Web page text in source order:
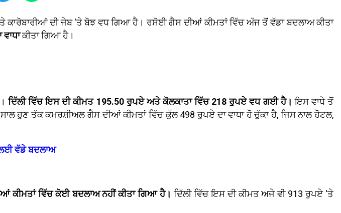
ਦੀ ਜੇਬ 'ਤੇ ਬੋਝ ਵਧ ਗਿਆ ਹੈ। ਰਸੋਈ ਗੈਸ ਦੀਆਂ ਕੀਮਤਾਂ ਵਿੱਚ ਅੱਜ ਤੋਂ ਵੱਡਾ ਬਦਲਾਅ ਕੀਤਾ
ਕੀਤਾ ਗਿਆ ਹੈ।
ਦਿੱਲੀ ਵਿੱਚ ਇਸ ਦੀ ਕੀਮਤ 195.50 ਰੁਪਏ ਅਤੇ ਕੋਲਕਾਤਾ ਵਿੱਚ 218 ਰੁਪਏ ਵਧ ਗਈ ਹੈ। ਇਸ ਵਾਧੇ ਤੋਂ
ਹੁਣ ਤੱਕ ਕਮਰਸ਼ੀਅਲ ਗੈਸ ਦੀਆਂ ਕੀਮਤਾਂ ਵਿੱਚ ਕੁੱਲ 498 ਰੁਪਏ ਦਾ ਵਾਧਾ ਹੋ ਚੁੱਕਾ ਹੈ, ਜਿਸ ਨਾਲ ਹੋਟਲ,
ਵੱਡੇ ਬਦਲਾਅ
ਕੀਮਤਾਂ ਵਿੱਚ ਕੋਈ ਬਦਲਾਅ ਨਹੀਂ ਕੀਤਾ ਗਿਆ ਹੈ। ਦਿੱਲੀ ਵਿੱਚ ਇਸ ਦੀ ਕੀਮਤ ਅਜੇ ਵੀ 913 ਰੁਪਏ 'ਤੇ